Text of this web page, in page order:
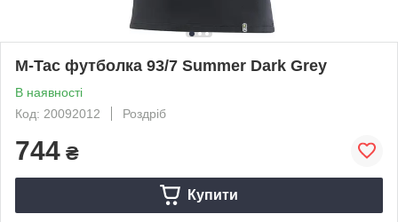
M-Tac футболка 93/7 Summer Dark Grey
В наявності
Код: 20092012
Роздріб
744 ₴
Купити